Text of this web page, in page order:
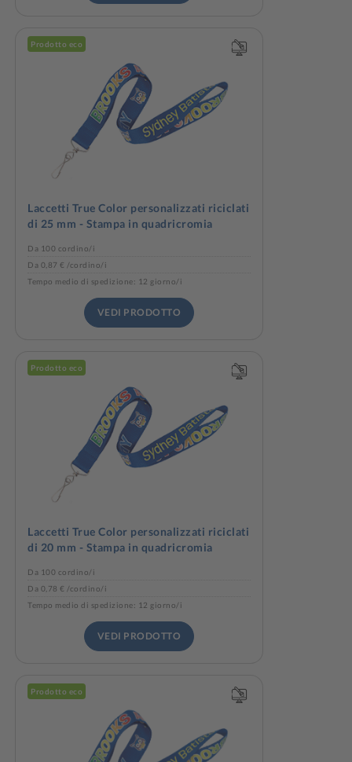
Prodotto eco
Laccetti True Color personalizzati riciclati
di 25 mm - Stampa in quadricromia
Da 100 cordino/i
Da 0,87 € /cordino/i
Tempo medio di spedizione: 12 giorno/i
VEDI PRODOTTO
Prodotto eco
Laccetti True Color personalizzati riciclati
di 20 mm - Stampa in quadricromia
Da 100 cordino/i
Da 0,78 € /cordino/i
Tempo medio di spedizione: 12 giorno/i
VEDI PRODOTTO
Prodotto eco